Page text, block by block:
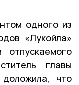
одного из
«Лукойла»
главы
что